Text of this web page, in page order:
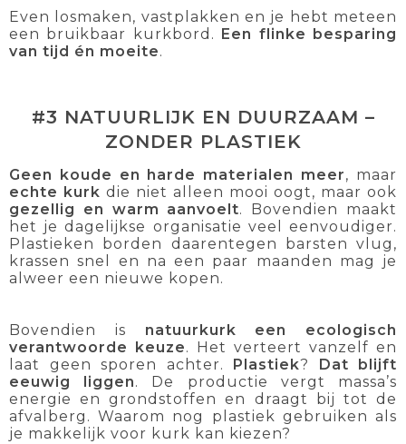
Even losmaken, vastplakken en je hebt meteen
een bruikbaar kurkbord. Een flinke besparing
van tijd én moeite.
#3 NATUURLIJK EN DUURZAAM –
ZONDER PLASTIEK
Geen koude en harde materialen meer, maar
echte kurk die niet alleen mooi oogt, maar ook
gezellig en warm aanvoelt. Bovendien maakt
het je dagelijkse organisatie veel eenvoudiger.
Plastieken borden daarentegen barsten vlug,
krassen snel en na een paar maanden mag je
alweer een nieuwe kopen.
Bovendien is natuurkurk een ecologisch
verantwoorde keuze. Het verteert vanzelf en
laat geen sporen achter.
Plastiek?
Dat blijft
eeuwig liggen. De productie vergt massa’s
energie en grondstoffen en draagt bij tot de
afvalberg. Waarom nog plastiek gebruiken als
je makkelijk voor kurk kan kiezen?